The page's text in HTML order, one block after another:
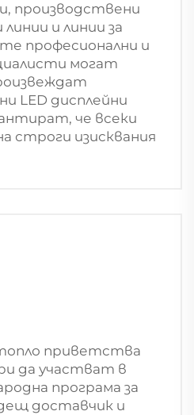
производствени
и линии за
професионални и
могат
LED дисплейни
че всеки
строги изисквания
топло приветства
да участват в
програма за
доставчик и